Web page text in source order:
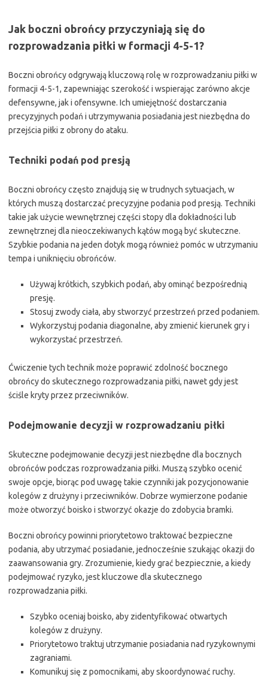
Jak boczni obrońcy przyczyniają się do
rozprowadzania piłki w formacji 4-5-1?
Boczni obrońcy odgrywają kluczową rolę w rozprowadzaniu piłki w
formacji 4-5-1, zapewniając szerokość i wspierając zarówno akcje
defensywne, jak i ofensywne. Ich umiejętność dostarczania
precyzyjnych podań i utrzymywania posiadania jest niezbędna do
przejścia piłki z obrony do ataku.
Techniki podań pod presją
Boczni obrońcy często znajdują się w trudnych sytuacjach, w
których muszą dostarczać precyzyjne podania pod presją. Techniki
takie jak użycie wewnętrznej części stopy dla dokładności lub
zewnętrznej dla nieoczekiwanych kątów mogą być skuteczne.
Szybkie podania na jeden dotyk mogą również pomóc w utrzymaniu
tempa i uniknięciu obrońców.
Używaj krótkich, szybkich podań, aby ominąć bezpośrednią
presję.
Stosuj zwody ciała, aby stworzyć przestrzeń przed podaniem.
Wykorzystuj podania diagonalne, aby zmienić kierunek gry i
wykorzystać przestrzeń.
Ćwiczenie tych technik może poprawić zdolność bocznego
obrońcy do skutecznego rozprowadzania piłki, nawet gdy jest
ściśle kryty przez przeciwników.
Podejmowanie decyzji w rozprowadzaniu piłki
Skuteczne podejmowanie decyzji jest niezbędne dla bocznych
obrońców podczas rozprowadzania piłki. Muszą szybko ocenić
swoje opcje, biorąc pod uwagę takie czynniki jak pozycjonowanie
kolegów z drużyny i przeciwników. Dobrze wymierzone podanie
może otworzyć boisko i stworzyć okazje do zdobycia bramki.
Boczni obrońcy powinni priorytetowo traktować bezpieczne
podania, aby utrzymać posiadanie, jednocześnie szukając okazji do
zaawansowania gry. Zrozumienie, kiedy grać bezpiecznie, a kiedy
podejmować ryzyko, jest kluczowe dla skutecznego
rozprowadzania piłki.
Szybko oceniaj boisko, aby zidentyfikować otwartych
kolegów z drużyny.
Priorytetowo traktuj utrzymanie posiadania nad ryzykownymi
zagraniami.
Komunikuj się z pomocnikami, aby skoordynować ruchy.